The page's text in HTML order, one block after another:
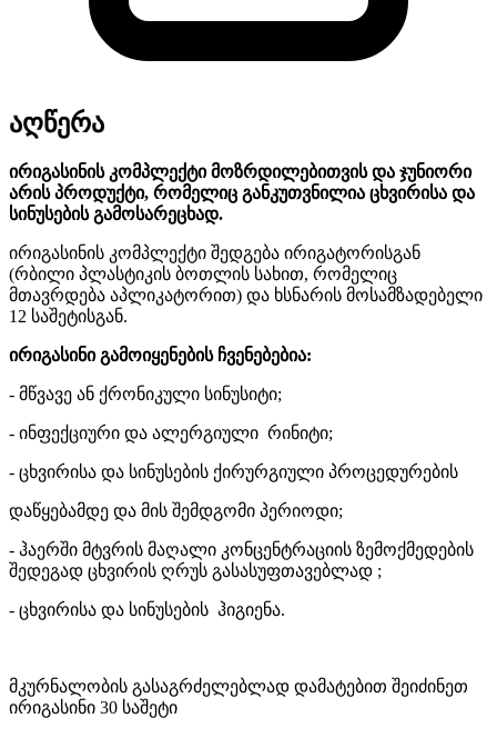
აღწერა
ირიგასინის კომპლექტი მოზრდილებითვის და ჯუნიორი
არის პროდუქტი, რომელიც განკუთვნილია ცხვირისა და
სინუსების გამოსარეცხად.
ირიგასინის კომპლექტი შედგება ირიგატორისგან
(რბილი პლასტიკის ბოთლის სახით, რომელიც
მთავრდება აპლიკატორით) და ხსნარის მოსამზადებელი
12 საშეტისგან.
ირიგასინი გამოიყენების ჩვენებებია:
- მწვავე ან ქრონიკული სინუსიტი;
- ინფექციური და ალერგიული რინიტი;
- ცხვირისა და სინუსების ქირურგიული პროცედურების
დაწყებამდე და მის შემდგომი პერიოდი;
- ჰაერში მტვრის მაღალი კონცენტრაციის ზემოქმედების
შედეგად ცხვირის ღრუს გასასუფთავებლად ;
- ცხვირისა და სინუსების ჰიგიენა.
მკურნალობის გასაგრძელებლად დამატებით შეიძინეთ
ირიგასინი 30 საშეტი